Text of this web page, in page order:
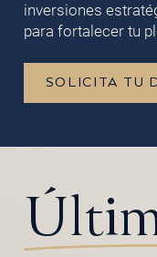
inversiones
para fortalecer tu
SOLICITA TU